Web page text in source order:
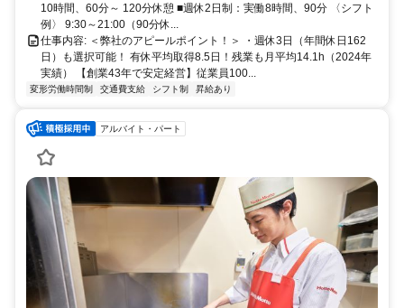
10時間、60分～ 120分休憩 ■週休2日制：実働8時間、90分 〈シフト
例〉 9:30～21:00（90分休...
仕事内容: ＜弊社のアピールポイント！＞ ・週休3日（年間休日162
日）も選択可能！ 有休平均取得8.5日！残業も月平均14.1h（2024年
実績） 【創業43年で安定経営】従業員100...
変形労働時間制 交通費支給 シフト制 昇給あり
アルバイト・パート